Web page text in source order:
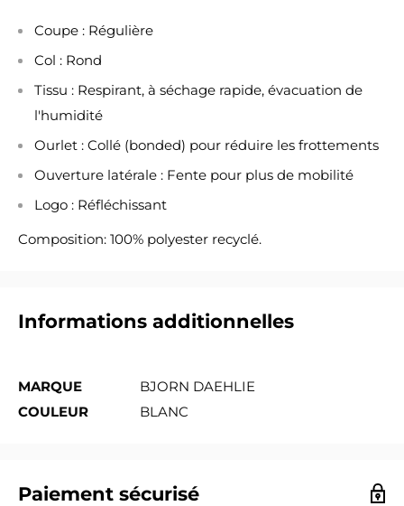
Coupe : Régulière
Col : Rond
Tissu : Respirant, à séchage rapide, évacuation de
l'humidité
Ourlet : Collé (bonded) pour réduire les frottements
Ouverture latérale : Fente pour plus de mobilité
Logo : Réfléchissant
Composition: 100% polyester recyclé.
Informations additionnelles
MARQUE
BJORN DAEHLIE
COULEUR
BLANC
Paiement sécurisé